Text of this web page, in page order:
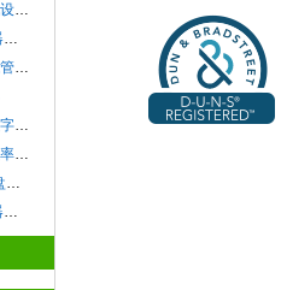
基于RFID电力测温解决方案：实现设备全天候在线监控
巡检效率翻番：RFID 技术让消防器材管理实现 “秒级响应”
基于RFID技术的数据中心资产智能管理系统
RFID技术赋能民族品牌智能仓储数字化升级
RFID仓库管理系统及实施：盘点效率提升 85%+，拣货错误率直降 0.5% 以下
立体仓库 + RFID！RFID技赋能托盘运输全链路智能管理
巡检效率翻番：RFID 技术让消防器材管理实现 “秒级响应”